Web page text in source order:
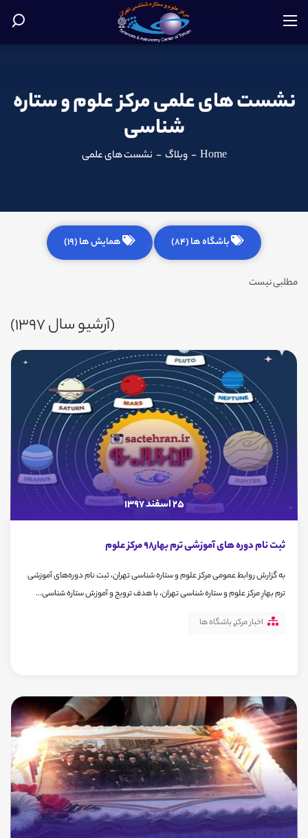
نشست های علمی مرکز علوم و ستاره
شناسی
Home
- وبلاگ - نشست های علمی
باشگاه ها (84) همایش ها (19)
مطلبی نیست
(آرشیو سال 1397)
25 اسفند 1397
ثبت نام دوره های آموزشی ترم بهار98 مرکز علوم
به گزارش روابط عمومی مرکز علوم و ستاره شناسی تهران، ثبت نام دوره‌های آموزشی
ترم بهارِ مرکز علوم و ستاره شناسی تهران، با هدف ترویج و آموزش ستاره شناسی...
اخبار مرکز,باشگاه ها